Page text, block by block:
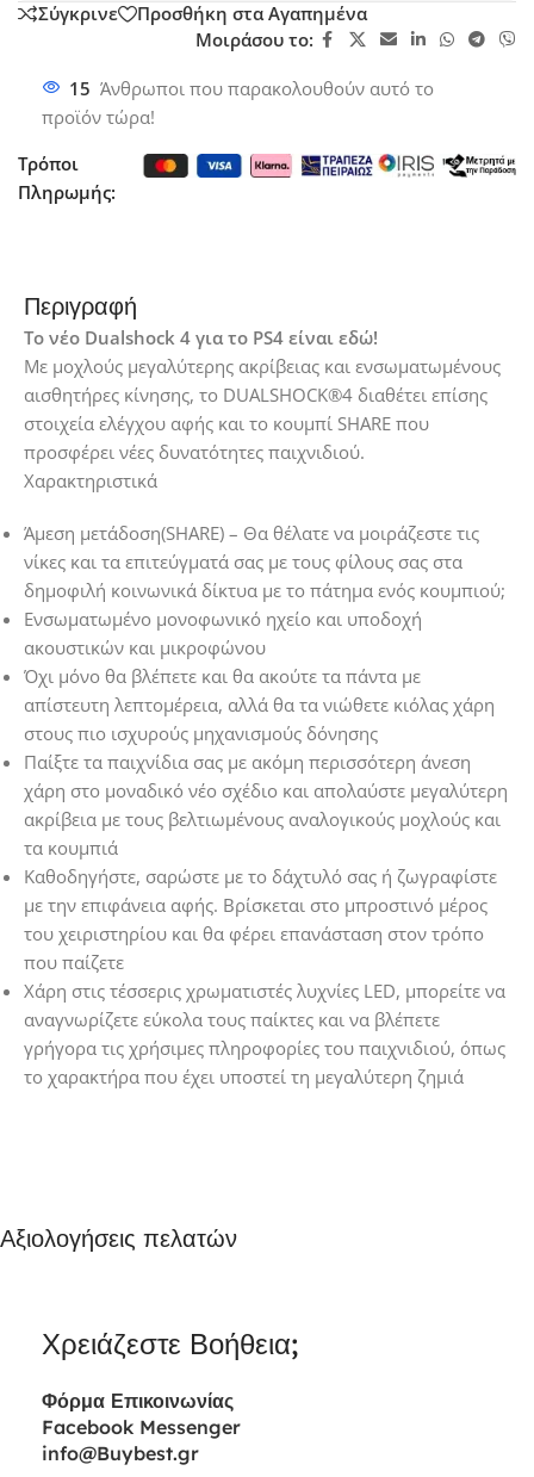
Σύγκρινε
Προσθήκη στα Αγαπημένα
Μοιράσου το:
15 Άνθρωποι που παρακολουθούν αυτό το
προϊόν τώρα!
Τρόποι
Πληρωμής:
Περιγραφή
Το νέο Dualshock 4 για το PS4 είναι εδώ!
Με μοχλούς μεγαλύτερης ακρίβειας και ενσωματωμένους
αισθητήρες κίνησης, το DUALSHOCK®4 διαθέτει επίσης
στοιχεία ελέγχου αφής και το κουμπί SHARE που
προσφέρει νέες δυνατότητες παιχνιδιού.
Χαρακτηριστικά
Άμεση μετάδοση(SHARE) – Θα θέλατε να μοιράζεστε τις
νίκες και τα επιτεύγματά σας με τους φίλους σας στα
δημοφιλή κοινωνικά δίκτυα με το πάτημα ενός κουμπιού;
Ενσωματωμένο μονοφωνικό ηχείο και υποδοχή
ακουστικών και μικροφώνου
Όχι μόνο θα βλέπετε και θα ακούτε τα πάντα με
απίστευτη λεπτομέρεια, αλλά θα τα νιώθετε κιόλας χάρη
στους πιο ισχυρούς μηχανισμούς δόνησης
Παίξτε τα παιχνίδια σας με ακόμη περισσότερη άνεση
χάρη στο μοναδικό νέο σχέδιο και απολαύστε μεγαλύτερη
ακρίβεια με τους βελτιωμένους αναλογικούς μοχλούς και
τα κουμπιά
Καθοδηγήστε, σαρώστε με το δάχτυλό σας ή ζωγραφίστε
με την επιφάνεια αφής. Βρίσκεται στο μπροστινό μέρος
του χειριστηρίου και θα φέρει επανάσταση στον τρόπο
που παίζετε
Χάρη στις τέσσερις χρωματιστές λυχνίες LED, μπορείτε να
αναγνωρίζετε εύκολα τους παίκτες και να βλέπετε
γρήγορα τις χρήσιμες πληροφορίες του παιχνιδιού, όπως
το χαρακτήρα που έχει υποστεί τη μεγαλύτερη ζημιά
Αξιολογήσεις πελατών
Χρειάζεστε Βοήθεια;
Φόρμα Επικοινωνίας
Facebook Messenger
info@Buybest.gr